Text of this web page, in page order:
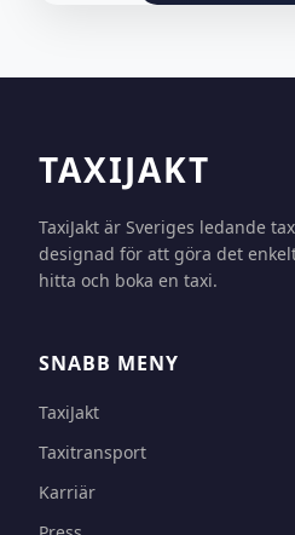
TAXIJAKT
TaxiJakt är Sveriges ledande
designad för att göra det
hitta och boka en taxi.
SNABB MENY
TaxiJakt
Taxitransport
Karriär